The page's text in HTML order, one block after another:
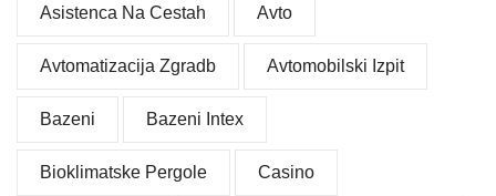
Asistenca Na Cestah Avto
Avtomatizacija Zgradb Avtomobilski Izpit
Bazeni Bazeni Intex
Bioklimatske Pergole Casino